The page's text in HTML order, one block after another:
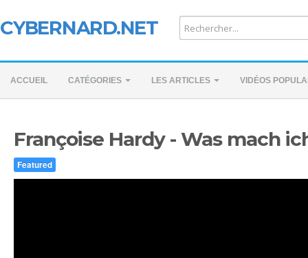
CYBERNARD.NET
ACCUEIL CATÉGORIES LES ARTICLES VIDÉOS
Françoise Hardy - Was mach
Featured